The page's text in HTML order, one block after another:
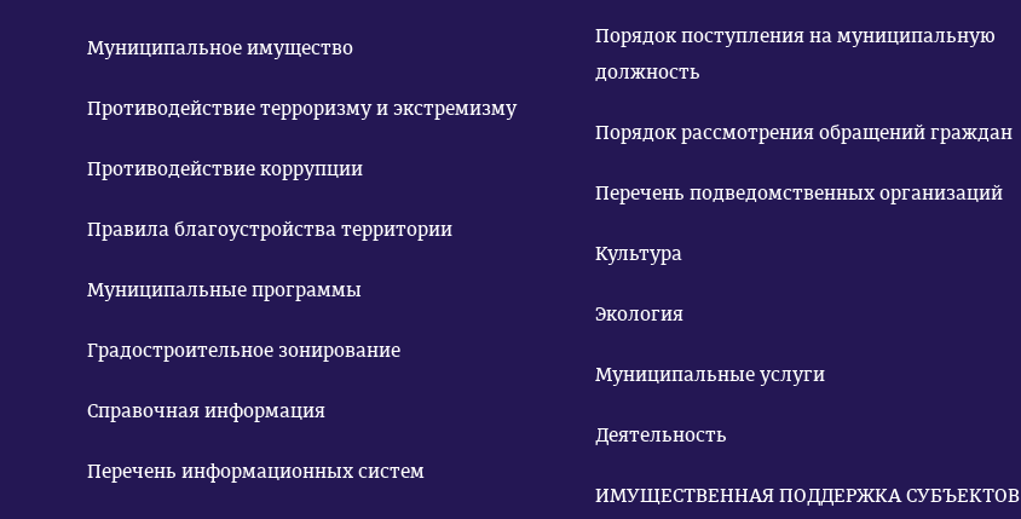
Муниципальное имущество
Противодействие терроризму и экстремизму
Противодействие коррупции
Правила благоустройства территории
Муниципальные программы
Градостроительное зонирование
Справочная информация
Перечень информационных систем
Порядок поступления на муниципальную
должность
Порядок рассмотрения обращений граждан
Перечень подведомственных организаций
Культура
Экология
Муниципальные услуги
Деятельность
ИМУЩЕСТВЕННАЯ ПОДДЕРЖКА СУБЪЕКТОВ